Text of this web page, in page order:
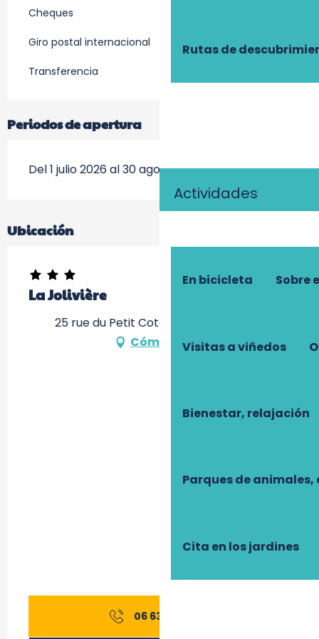
Rutas de
Actividades
En bicicleta Sobre
Visitas a viñedos
Bienestar, relajación
Parques de
Cita en los jardines
Cheques
Giro postal internacional
Transferencia
Periodos de apertura
Del 1 julio 2026 al 30 agosto 2026
Ubicación
La Jolivière
25 rue du Petit Coteau, 37210 Vouvray
Cómo llegar
06 63 64 62